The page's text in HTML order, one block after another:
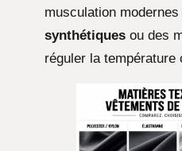
musculation
synthétiques ou des
réguler la température